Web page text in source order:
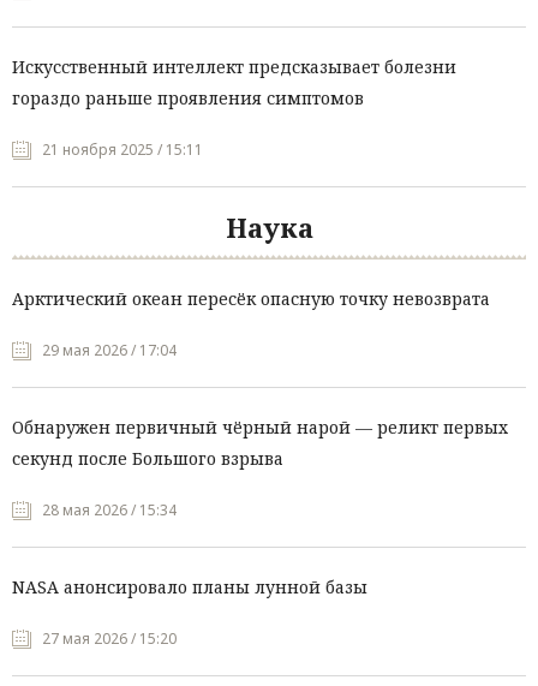
Искусственный интеллект предсказывает болезни
гораздо раньше проявления симптомов
21 ноября 2025 / 15:11
Наука
Арктический океан пересёк опасную точку невозврата
29 мая 2026 / 17:04
Обнаружен первичный чёрный нарой — реликт первых
секунд после Большого взрыва
28 мая 2026 / 15:34
NASA анонсировало планы лунной базы
27 мая 2026 / 15:20